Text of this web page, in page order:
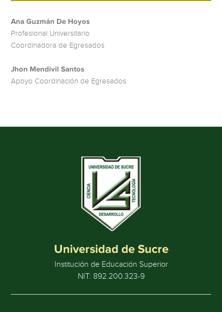
Ana Guzmán De Hoyos
Profesional Universitario
Coordinadora de Egresados
Jhon Mendivil Santos
Apoyo Coordinación de Egresados
Universidad de Sucre
Institución de Educación Superior
NIT: 892.200.323-9